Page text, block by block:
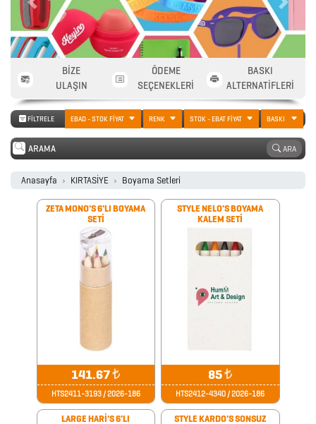
AJANDA
2026
PROMOSYON
TAKVİM
ANAHTARLIK
ARABA
AKSESUARLARI
BARDAK
ALTLIKLARI
Previous Next
BİZE
ULAŞIN
ÖDEME
SEÇENEKLERİ
BASKI
ALTERNATİFLERİ
FİLTRELE EBAD - STOK FİYAT RENK STOK - EBAT FİYAT BASKI
ARA
Anasayfa KIRTASİYE Boyama Setleri
ZETA MONO'S 6'LI BOYAMA
SETİ
141.67₺
HTS2411-3193 / 2026-186
STYLE NELO'S BOYAMA
KALEM SETİ
85₺
HTS2412-4340 / 2026-186
LARGE HARİ'S 6'LI
STYLE KARDO'S SONSUZ